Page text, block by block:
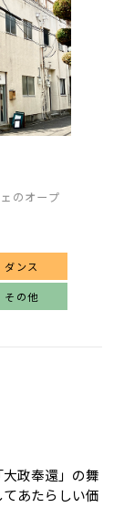
のオープ
ダンス
その他
政奉還」の舞
あたらしい価